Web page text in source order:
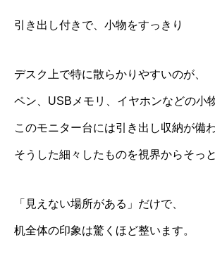
引き出し付きで、小物をすっきり
デスク上で特に散らかりやすいのが、
ペン、USBメモリ、イヤホンなどの小
このモニター台には引き出し収納が備
そうした細々したものを視界からそっ
「見えない場所がある」だけで、
机全体の印象は驚くほど整います。